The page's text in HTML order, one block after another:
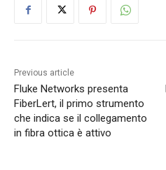
Previous article
Fluke Networks presenta
FiberLert, il primo strumento
che indica se il collegamento
in fibra ottica è attivo